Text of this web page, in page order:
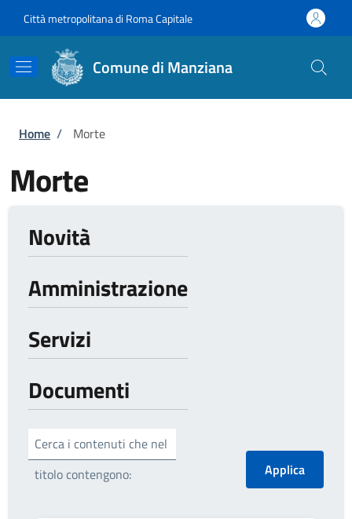
Città metropolitana di Roma Capitale
Comune di Manziana
Briciole di pane
Home / Morte
Morte
Novità
Amministrazione
Servizi
Documenti
Cerca i contenuti che nel
titolo contengono: